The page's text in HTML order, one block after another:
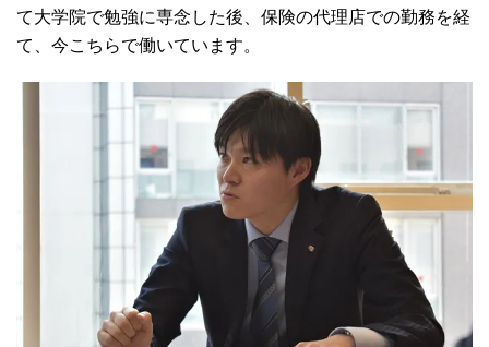
て大学院で勉強に専念した後、保険の代理店での勤務を経
て、今こちらで働いています。